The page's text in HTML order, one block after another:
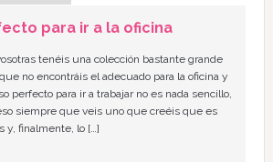
para ir a la oficina
tenéis una colección bastante grande
no encontráis el adecuado para la oficina y
perfecto para ir a trabajar no es nada sencillo,
siempre que veis uno que creéis que es
y, finalmente, lo […]